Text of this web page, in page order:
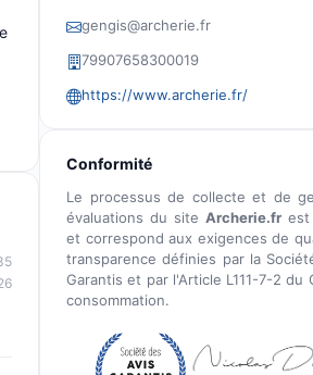
gengis@archerie.fr
79907658300019
https://www.archerie.fr/
Conformité
Le processus de collecte et de
évaluations du site Archerie.fr est
et correspond aux exigences de
transparence définies par la
Garantis et par l'Article L111-7-2 du
consommation.